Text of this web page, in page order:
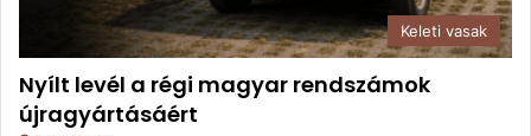
Keleti vasak
Nyílt levél a régi magyar rendszámok
újragyártásáért